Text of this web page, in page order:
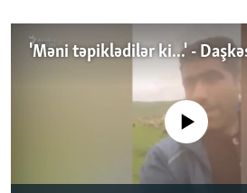
No media source